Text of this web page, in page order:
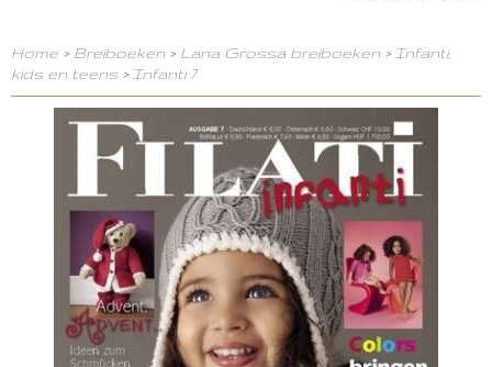
Home > Breiboeken > Lana Grossa breiboeken > Infanti,
kids en teens > Infanti 7